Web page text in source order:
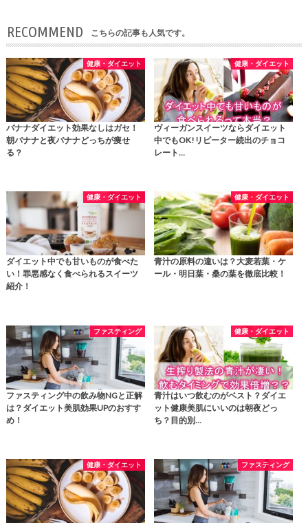
RECOMMEND こちらの記事も人気です。
健康・ダイエット
バナナダイエット効果なしはガセ！
朝バナナと夜バナナどっちが痩せ
る？
健康・ダイエット
ヴィーガンスイーツならダイエット
中でもOK!リピーター続出のチョコ
レート…
健康・ダイエット
ダイエット中でも甘いものが食べた
い！罪悪感なく食べられるスイーツ
紹介！
健康・ダイエット
青汁の原料の違いは？大麦若葉・ケ
ール・明日葉・桑の葉を徹底比較！
ファスティング
ファスティング中の飲み物NGと正解
は？ダイエット美肌効果UPのおすす
め！
健康・ダイエット
青汁はいつ飲むのがベスト？ダイエ
ット健康美肌にいいのは朝夜どっ
ち？目的別…
健康・ダイエット ファスティング